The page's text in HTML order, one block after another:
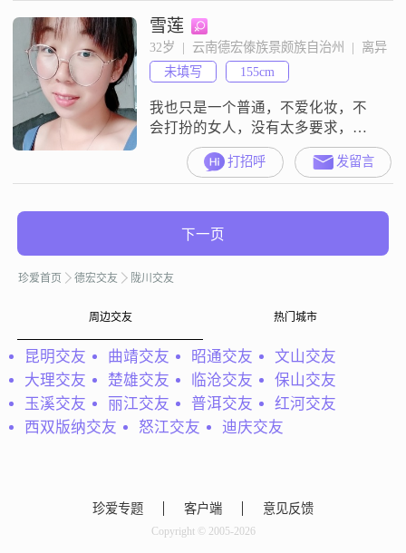
雪莲
32岁  |  云南德宏傣族景颇族自治州  |  离异
未填写
155cm
我也只是一个普通，不爱化妆，不
会打扮的女人，没有太多要求，我
带一孩子，男孩，想找一个云南德
宏陇川的脾气好，能对孩子好的
他，以结婚为目地，若介意有孩子
打招呼 发留言
下一页
珍爱首页 德宏交友 陇川交友
周边交友 热门城市
昆明交友 曲靖交友 昭通交友
文山交友
大理交友
楚雄交友 临沧交友
保山交友
玉溪交友
丽江交友 普洱交友
红河交友
西双版纳交友
怒江交友 迪庆交友
珍爱专题 客户端 意见反馈
Copyright © 2005-2026